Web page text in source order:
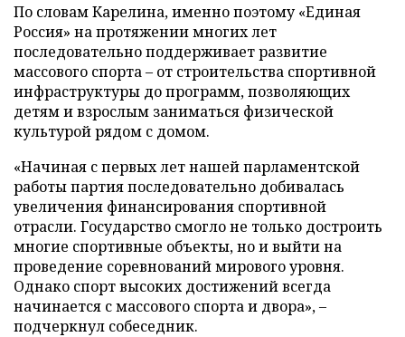
По словам Карелина, именно поэтому «Единая
Россия» на протяжении многих лет
последовательно поддерживает развитие
массового спорта – от строительства спортивной
инфраструктуры до программ, позволяющих
детям и взрослым заниматься физической
культурой рядом с домом.
«Начиная с первых лет нашей парламентской
работы партия последовательно добивалась
увеличения финансирования спортивной
отрасли. Государство смогло не только достроить
многие спортивные объекты, но и выйти на
проведение соревнований мирового уровня.
Однако спорт высоких достижений всегда
начинается с массового спорта и двора», –
подчеркнул собеседник.